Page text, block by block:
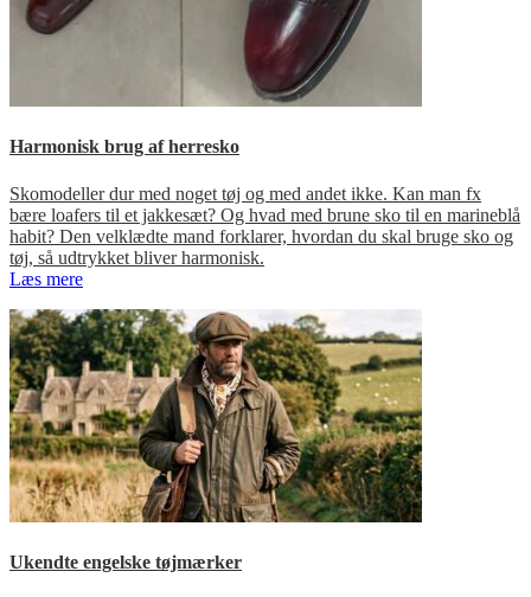
Harmonisk brug af herresko
Skomodeller dur med noget tøj og med andet ikke. Kan man fx
bære loafers til et jakkesæt? Og hvad med brune sko til en marineblå
habit? Den velklædte mand forklarer, hvordan du skal bruge sko og
tøj, så udtrykket bliver harmonisk.
Læs mere
Ukendte engelske tøjmærker